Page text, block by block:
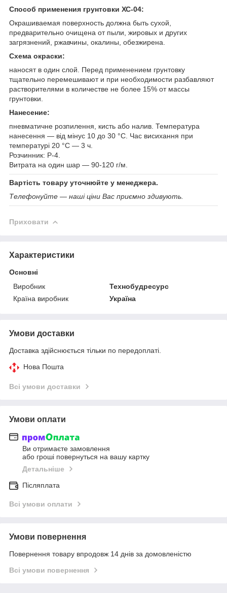
Способ применения грунтовки ХС-04:
Окрашиваемая поверхность должна быть сухой,
предварительно очищена от пыли, жировых и других
загрязнений, ржавчины, окалины, обезжирена.
Схема окраски:
наносят в один слой. Перед применением грунтовку
тщательно перемешивают и при необходимости разбавляют
растворителями в количестве не более 15% от массы
грунтовки.
Нанесение:
пневматичне розпилення, кисть або налив. Температура
нанесення — від мінус 10 до 30 °С. Час висихання при
температурі 20 °С — 3 ч.
Розчинник: Р-4.
Витрата на один шар — 90-120 г/м.
Вартість товару уточнюйте у менеджера.
Телефонуйте — наші ціни Вас приємно здивують.
Приховати
Характеристики
Основні
Виробник
Технобудресурс
Країна виробник
Україна
Умови доставки
Доставка здійснюється тільки по передоплаті.
Нова Пошта
Всі умови доставки
Умови оплати
Ви отримаєте замовлення
або гроші повернуться на вашу картку
Детальніше
Післяплата
Всі умови оплати
Умови повернення
Повернення товару впродовж 14 днів за домовленістю
Всі умови повернення